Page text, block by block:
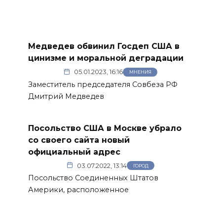
Медведев обвинил Госдеп США в
цинизме и моральной деградации
05.01.2023, 16:16 МНЕНИЯ
Заместитель председателя Совбеза РФ
Дмитрий Медведев
Посольство США в Москве убрало
со своего сайта новый
официальный адрес
03.07.2022, 13:14 ГОРОД
Посольство Соединенных Штатов
Америки, расположенное